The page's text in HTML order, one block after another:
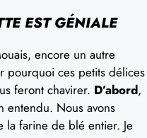
EST GÉNIALE
encore un autre
pourquoi ces petits délices
feront chavirer. D’abord,
entendu. Nous avons
la farine de blé entier. Je